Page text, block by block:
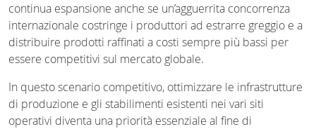
continua espansione anche se un’agguerrita concorrenza
internazionale costringe i produttori ad estrarre greggio e a
distribuire prodotti raffinati a costi sempre più bassi per
essere competitivi sul mercato globale.
In questo scenario competitivo, ottimizzare le infrastrutture
di produzione e gli stabilimenti esistenti nei vari siti
operativi diventa una priorità essenziale al fine di